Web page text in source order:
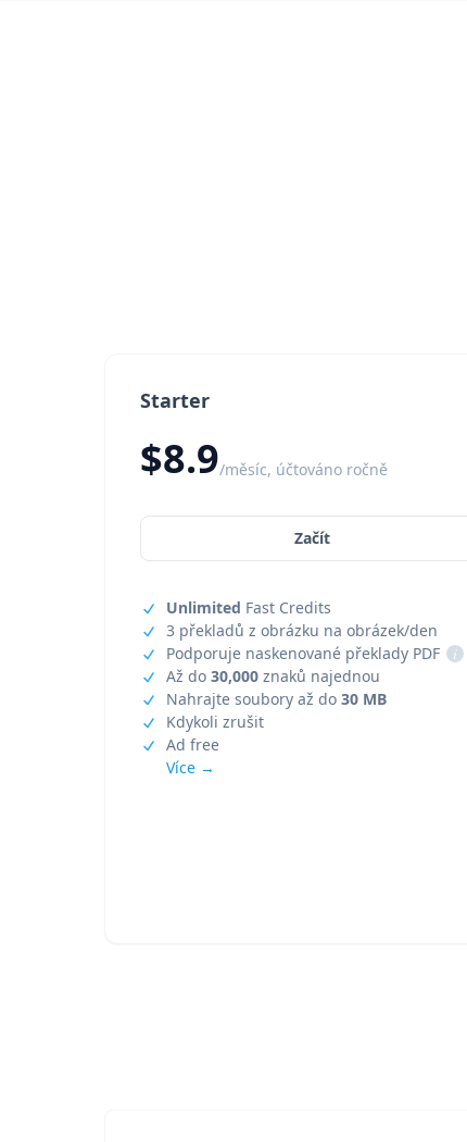
Starter
$8.9/měsíc, účtováno ročně
Začít
Unlimited Fast Credits
3 překladů z obrázku na obrázek/den
Podporuje naskenované překlady PDF
i
Až do 30,000 znaků najednou
Nahrajte soubory až do 30 MB
Kdykoli zrušit
Ad free
Více →